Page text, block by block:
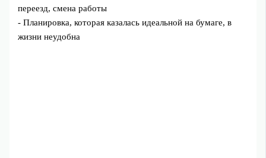
переезд, смена работы
- Планировка, которая казалась идеальной на бумаге, в
жизни неудобна